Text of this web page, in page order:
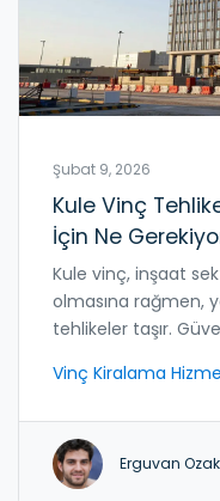
Şubat 9, 2026
Kule Vinç
İçin Ne
Kule vinç, inşaat
olmasına rağmen,
tehlikeler taşır.
sahiptir.
Vinç Kiralama
Erguvan Ozak